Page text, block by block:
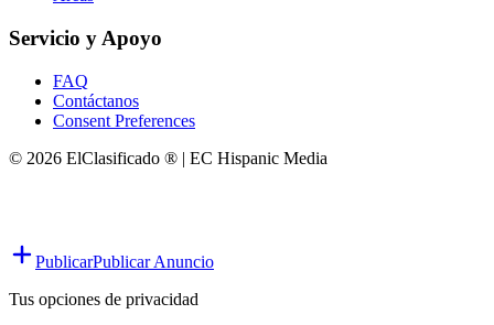
Servicio y Apoyo
FAQ
Contáctanos
Consent Preferences
© 2026 ElClasificado ® | EC Hispanic Media
PublicarPublicar Anuncio
Tus opciones de privacidad